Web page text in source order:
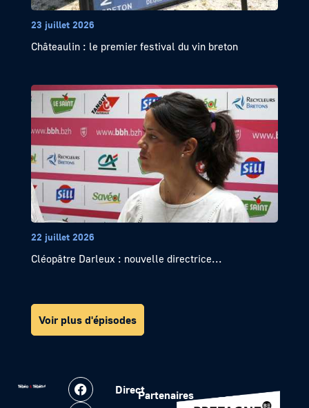
23 juillet 2026
Châteaulin : le premier festival du vin breton
22 juillet 2026
Cléopâtre Darleux : nouvelle directrice...
Voir plus d'épisodes
DirectPartenaires